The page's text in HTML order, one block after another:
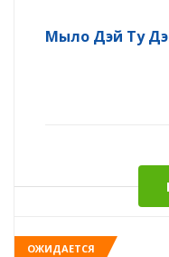
Мыло Дэй Ту
ОЖИДАЕТСЯ